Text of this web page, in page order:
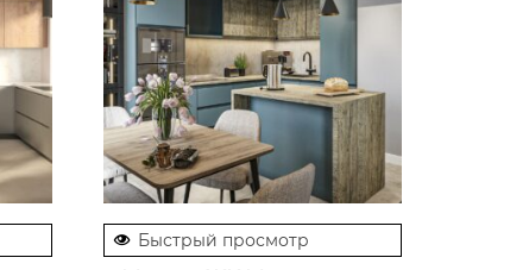
Быстрый просмотр